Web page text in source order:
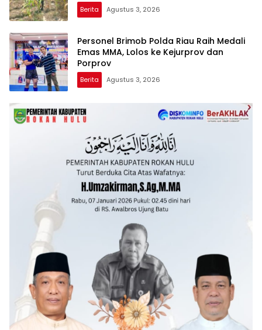
Berita Agustus 3, 2026
Personel Brimob Polda Riau Raih Medali
Emas MMA, Lolos ke Kejurprov dan
Porprov
Berita Agustus 3, 2026